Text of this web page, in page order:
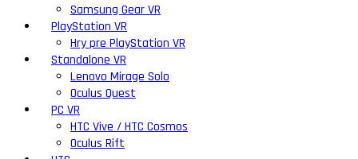
Samsung Gear VR
PlayStation VR
Hry pre PlayStation VR
Standalone VR
Lenovo Mirage Solo
Oculus Quest
PC VR
HTC Vive / HTC Cosmos
Oculus Rift